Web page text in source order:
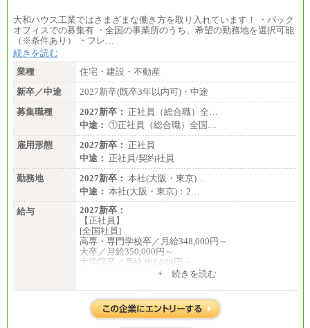
大和ハウス工業ではさまざまな働き方を取り入れています！ ・バック
オフィスでの募集有 ・全国の事業所のうち、希望の勤務地を選択可能
（※条件あり） ・フレ…
続きを読む
業種
住宅・建設・不動産
新卒／中途
2027新卒(既卒3年以内可)・中途
募集職種
2027新卒： 正社員（総合職）全…
中途： ①正社員（総合職）全国…
雇用形態
2027新卒： 正社員
中途： 正社員/契約社員
勤務地
2027新卒： 本社(大阪・東京)…
中途： 本社(大阪・東京)：2…
給与
2027新卒：
【正社員】
[全国社員]
高専・専門学校卒／月給348,000円～
大卒／月給350,000円～
大学院卒／月給362,000円～
[地域社員]月給295,000円～
【正社員】
[全国社員]月給348,000円～
[地域社員]月給295,000円～
+ 続きを読む